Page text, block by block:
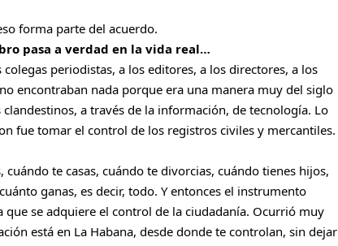
forma parte del acuerdo.
pasa a verdad en la vida real…
periodistas, a los editores, a los directores, a los
encontraban nada porque era una manera muy del siglo
a través de la información, de tecnología. Lo
fue tomar el control de los registros civiles y mercantiles.
te casas, cuándo te divorcias, cuándo tienes hijos,
ganas, es decir, todo. Y entonces el instrumento
se adquiere el control de la ciudadanía. Ocurrió muy
está en La Habana, desde donde te controlan, sin dejar